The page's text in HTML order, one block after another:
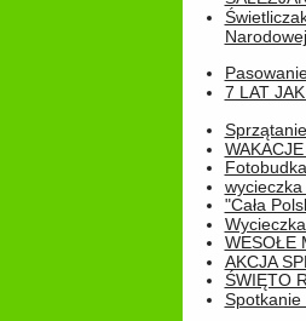
Narodowej
7 LAT
Fotobudka
"Cała
WESOŁE
AKCJA
ŚWIĘTO
Spotkanie